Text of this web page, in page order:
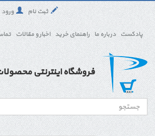
ثبت نام ورود
پادکست درباره ما راهنمای خرید اخبار و مقالات
فروشگاه اینترنتی